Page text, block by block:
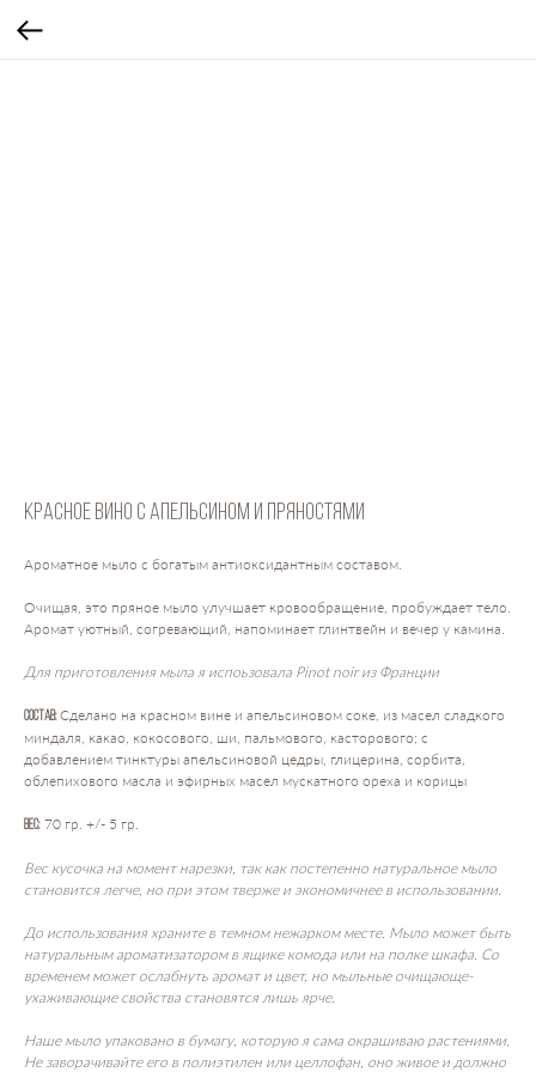
Красное вино с апельсином и пряностями
Ароматное мыло с богатым антиоксидантным составом.
Очищая, это пряное мыло улучшает кровообращение, пробуждает тело.
Аромат уютный, согревающий, напоминает глинтвейн и вечер у камина.
Для приготовления мыла я испоьзовала Pinot noir из Франции
Состав:Сделано на красном вине и апельсиновом соке, из масел сладкого
миндаля, какао, кокосового, ши, пальмового, касторового; с
добавлением тинктуры апельсиновой цедры, глицерина, сорбита,
облепихового масла и эфирных масел мускатного ореха и корицы
Вес: 70 гр. +/- 5 гр.
Вес кусочка на момент нарезки, так как постепенно натуральное мыло
становится легче, но при этом тверже и экономичнее в использовании.
До использования храните в темном нежарком месте. Мыло может быть
натуральным ароматизатором в ящике комода или на полке шкафа. Со
временем может ослабнуть аромат и цвет, но мыльные очищающе-
ухаживающие свойства становятся лишь ярче.
Наше мыло упаковано в бумагу, которую я сама окрашиваю растениями.
Не заворачивайте его в полиэтилен или целлофан, оно живое и должно